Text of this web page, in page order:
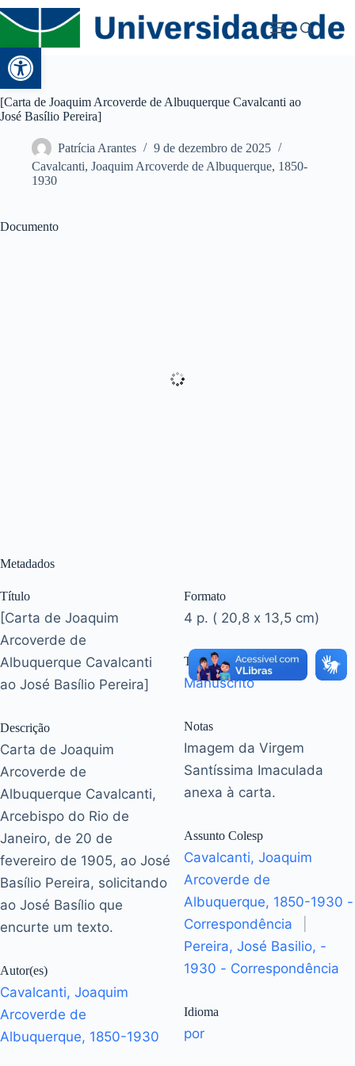
Abrir a barra de ferramentas
[Carta de Joaquim Arcoverde de Albuquerque Cavalcanti ao
José Basílio Pereira]
Patrícia Arantes
9 de dezembro de 2025
Cavalcanti, Joaquim Arcoverde de Albuquerque, 1850-
1930
Documento
Metadados
Título
[Carta de Joaquim
Arcoverde de
Albuquerque Cavalcanti
ao José Basílio Pereira]
Descrição
Carta de Joaquim
Arcoverde de
Albuquerque Cavalcanti,
Arcebispo do Rio de
Janeiro, de 20 de
fevereiro de 1905, ao José
Basílio Pereira, solicitando
ao José Basílio que
encurte um texto.
Autor(es)
Cavalcanti, Joaquim
Arcoverde de
Albuquerque, 1850-1930
Formato
4 p. ( 20,8 x 13,5 cm)
Tipo
Manuscrito
Notas
Imagem da Virgem
Santíssima Imaculada
anexa à carta.
Assunto Colesp
Cavalcanti, Joaquim
Arcoverde de
Albuquerque, 1850-1930 -
Correspondência
Pereira, José Basilio, -
1930 - Correspondência
Idioma
por